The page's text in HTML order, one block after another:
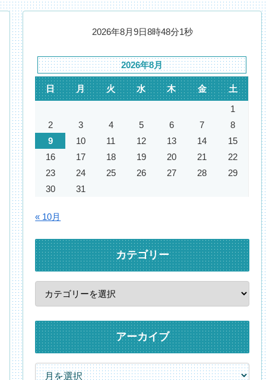
2026年8月9日8時48分2秒
2026年8月
日 月 火 水 木 金
土
1
2
3 4 5 6 7
8
9
10 11 12 13 14
15
16
17 18 19 20 21
22
23
24 25 26 27 28
29
30
31
« 10月
カテゴリー
アーカイブ